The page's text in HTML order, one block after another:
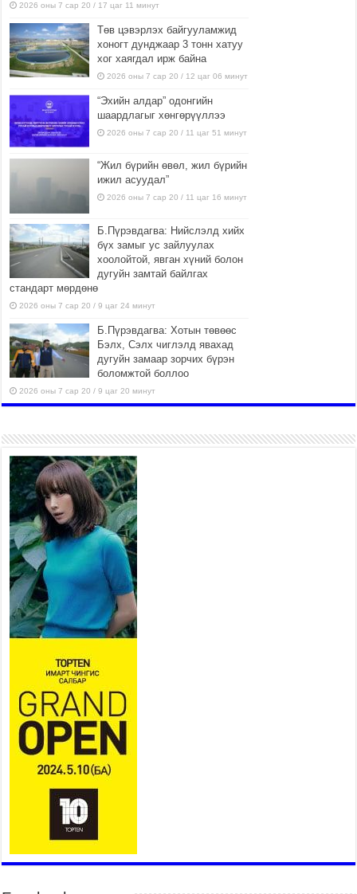
2026 оны 7 сар 20 / 17 цаг 11 минут
Төв цэвэрлэх байгууламжид
хоногт дунджаар 3 тонн хатуу
хог хаягдал ирж байна
2026 оны 7 сар 20 / 12 цаг 06 минут
“Эхийн алдар” одонгийн
шаардлагыг хөнгөрүүллээ
2026 оны 7 сар 20 / 11 цаг 51 минут
“Жил бүрийн өвөл, жил бүрийн
ижил асуудал”
2026 оны 7 сар 20 / 11 цаг 16 минут
Б.Пүрэвдагва: Нийслэлд хийх
бүх замыг ус зайлуулах
хоолойтой, явган хүний болон
дугуйн замтай байлгах
стандарт мөрдөнө
2026 оны 7 сар 20 / 9 цаг 24 минут
Б.Пүрэвдагва: Хотын төвөөс
Бэлх, Сэлх чиглэлд явахад
дугуйн замаар зорчих бүрэн
боломжтой боллоо
2026 оны 7 сар 20 / 9 цаг 20 минут
шугам хоолойн ажил 80
хувьтай үргэлжилж байна
2026 оны 7 сар 20 / 9 цаг 14 минут
Усархаг аадар бороо орж байгаа тул аюулгүй
байдлаа хангаж, үер усны аюулаас
сэрэмжлэхийг нийслэлийн Онцгой байдлын
газраас анхааруулж байна
2026 оны 7 сар 20 / 9 цаг 09 минут
311 алба хаагч, 119 техник хэрэгсэлтэй ажиллаж
үер усны аюул, болзошгүй эрсдэлээс сэргийлж
байна
2026 оны 7 сар 20 / 9 цаг 05 минут
Аяллаа зөв төлөвлөхийг иргэдэд зөвлөж байна
2026 оны 7 сар 16 / 11 цаг 50 минут
Үер усны болзошгүй аюулаас сэргийлж,
холбогдох байгууллагууд өндөржүүлсэн бэлэн
байдалд ажиллаж байна
2026 оны 7 сар 15 / 13 цаг 06 минут
Монгол адууны үнэ цэнийг дэлхийд сурталчлах
2026 оны 7 сар 15 / 11 цаг 51 минут
Шагайн харвааны насанд хүрэгчдийн багийн
төрөлд 106 багийн 848 харваач өрсөлдөж,
шилдгүүд шалгарав